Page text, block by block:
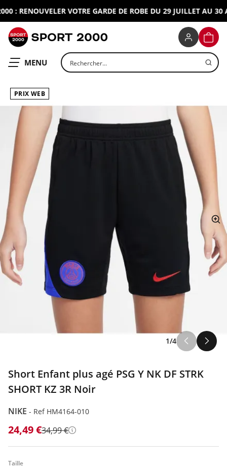
: RENOUVELER VOTRE GARDE DE ROBE DU 29 JUILLET AU 30
OUVRIR LE
MENU Rechercher un produit
PRIX WEB
1/4
Short Enfant plus agé PSG Y NK DF STRK
SHORT KZ 3R Noir
NIKE - Ref HM4164-010
24,49 €34,99 € Détails
Taille